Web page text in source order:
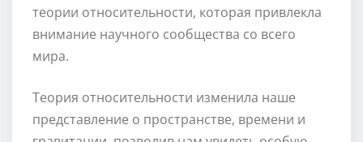
теории относительности, которая привлекла
внимание научного сообщества со всего
мира.
Теория относительности изменила наше
представление о пространстве, времени и